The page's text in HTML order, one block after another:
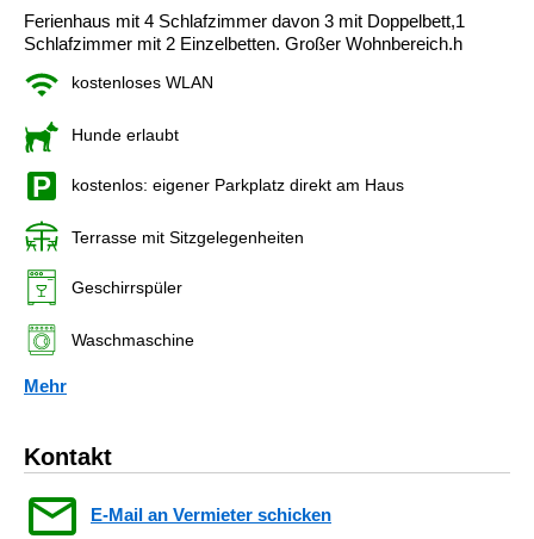
Ferienhaus mit 4 Schlafzimmer davon 3 mit Doppelbett,1
Schlafzimmer mit 2 Einzelbetten. Großer Wohnbereich.h
kostenloses WLAN
Hunde erlaubt
kostenlos: eigener Parkplatz direkt am Haus
Terrasse mit Sitzgelegenheiten
Geschirrspüler
Waschmaschine
Mehr
Kontakt
E-Mail an Vermieter schicken